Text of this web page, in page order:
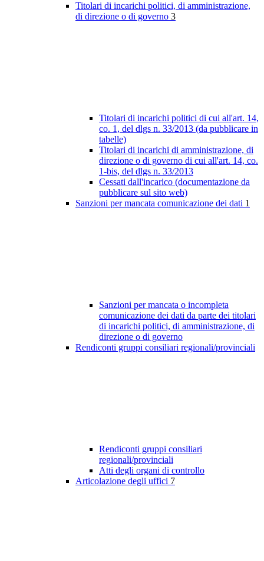
Titolari di incarichi politici, di amministrazione,
di direzione o di governo 3
Titolari di incarichi politici di cui all'art. 14,
co. 1, del dlgs n. 33/2013 (da pubblicare in
tabelle)
Titolari di incarichi di amministrazione, di
direzione o di governo di cui all'art. 14, co.
1-bis, del dlgs n. 33/2013
Cessati dall'incarico (documentazione da
pubblicare sul sito web)
Sanzioni per mancata comunicazione dei dati 1
Sanzioni per mancata o incompleta
comunicazione dei dati da parte dei titolari
di incarichi politici, di amministrazione, di
direzione o di governo
Rendiconti gruppi consiliari regionali/provinciali
Rendiconti gruppi consiliari
regionali/provinciali
Atti degli organi di controllo
Articolazione degli uffici 7